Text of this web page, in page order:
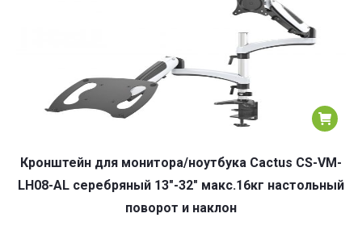
Кронштейн для монитора/ноутбука Cactus CS-VM-
LH08-AL серебряный 13″-32″ макс.16кг настольный
поворот и наклон